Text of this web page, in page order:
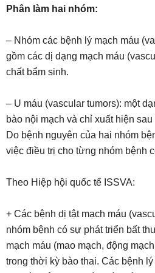
Phân làm hai nhóm:
– Nhóm các bệnh lý mạch máu
gồm các dị dạng mạch máu
chất bẩm sinh.
– U máu (vascular tumors): một
bào nội mạch và chỉ xuất hiện sau
Do bệnh nguyên của hai nhóm
việc điều trị cho từng nhóm bệnh
Theo Hiệp hội quốc tế ISSVA:
+ Các bệnh dị tật mạch máu
nhóm bệnh có sự phát triển bất
mạch máu (mao mạch, động
trong thời kỳ bào thai. Các bệnh